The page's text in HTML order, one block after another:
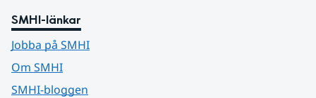
SMHI-länkar
Jobba på SMHI
Om SMHI
SMHI-bloggen